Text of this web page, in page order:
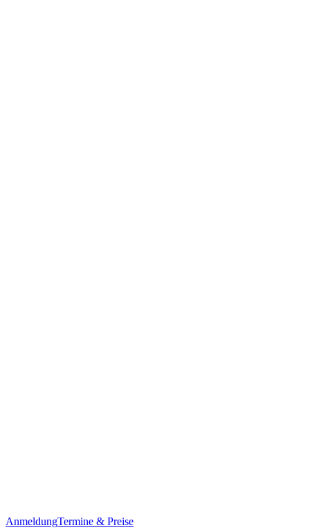
AnmeldungTermine & Preise